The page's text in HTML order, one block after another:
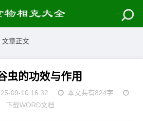
文章正文
虫的功效与作用
09-10 16:32
本文共有824字
下载WORD文档